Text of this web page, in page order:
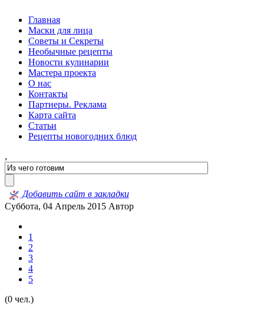
Главная
Маски для лица
Советы и Секреты
Необычные рецепты
Новости кулинарии
Мастера проекта
О нас
Контакты
Партнеры. Реклама
Карта сайта
Статьи
Рецепты новогодних блюд
,
Добавить сайт в закладки
Суббота, 04 Апрель 2015 Автор
1
2
3
4
5
(0 чел.)